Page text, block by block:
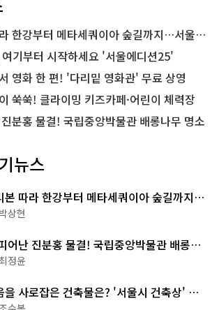
강부터 메타세쿼이아 숲길까지…서울둘레길 15코스
기부터 시작하세요 '서울에디션25'
영화 한 편! '다리밑 영화관' 무료 상영
쑥쑥! 클라이밍 키즈카페·어린이 체력장
분홍 물결! 국립중앙박물관 배롱나무 명소
뉴스
본 따라 한강부터 메타세쿼이아 숲길까지…
15코스
상현
어난 진분홍 물결! 국립중앙박물관 배롱나
정윤
을 사로잡은 건축물은? '서울시 건축상' 수
!